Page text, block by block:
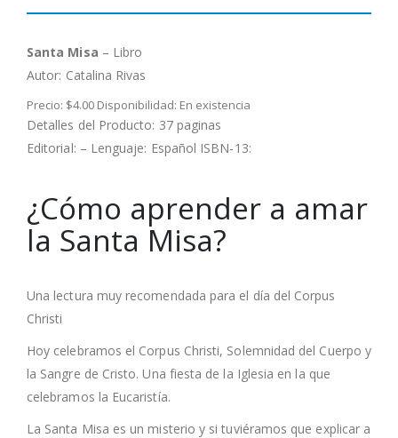
Santa Misa – Libro
Autor: Catalina Rivas
Precio: $4.00 Disponibilidad: En existencia
Detalles del Producto: 37 paginas
Editorial: – Lenguaje: Español ISBN-13:
¿Cómo aprender a amar
la Santa Misa?
Una lectura muy recomendada para el día del Corpus
Christi
Hoy celebramos el Corpus Christi, Solemnidad del Cuerpo y
la Sangre de Cristo. Una fiesta de la Iglesia en la que
celebramos la Eucaristía.
La Santa Misa es un misterio y si tuviéramos que explicar a